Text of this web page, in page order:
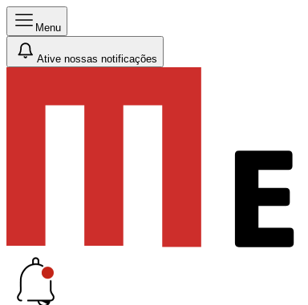
Menu
Ative nossas notificações